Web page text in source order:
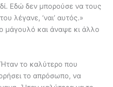
Εδώ δεν μπορούσε να τους
λέγανε, ‘ναι’ αυτός.»
μάγουλό και άναψε κι άλλο
το καλύτερο που
το απρόσωπο, να